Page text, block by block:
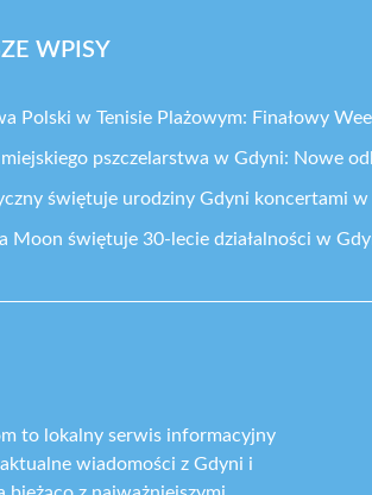
WPISY
Polski w Tenisie Plażowym: Finałowy
pszczelarstwa w Gdyni: Nowe
świętuje urodziny Gdyni koncertami w
Moon świętuje 30-lecie działalności w
to lokalny serwis informacyjny
wiadomości z Gdyni i